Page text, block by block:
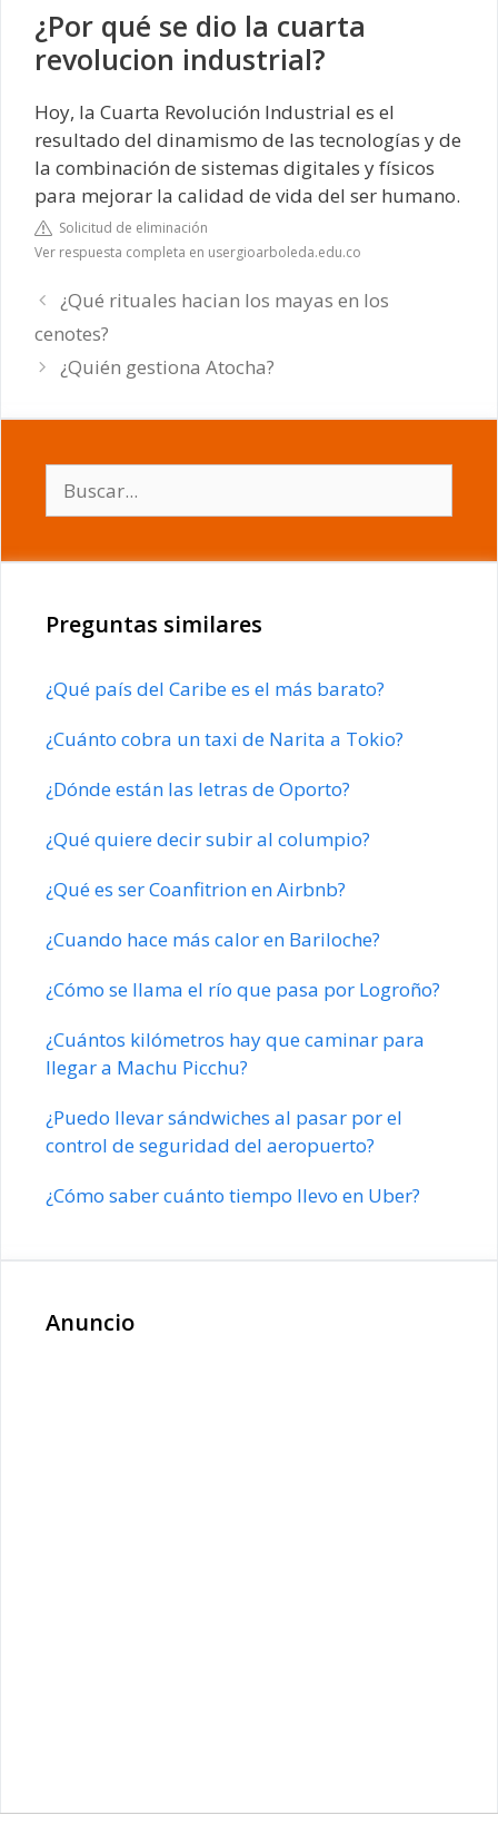
¿Por qué se dio la cuarta
revolucion industrial?
Hoy, la Cuarta Revolución Industrial es el
resultado del dinamismo de las tecnologías y de
la combinación de sistemas digitales y físicos
para mejorar la calidad de vida del ser humano.
Solicitud de eliminación
Ver respuesta completa en usergioarboleda.edu.co
¿Qué rituales hacian los mayas en los
cenotes?
¿Quién gestiona Atocha?
Preguntas similares
¿Qué país del Caribe es el más barato?
¿Cuánto cobra un taxi de Narita a Tokio?
¿Dónde están las letras de Oporto?
¿Qué quiere decir subir al columpio?
¿Qué es ser Coanfitrion en Airbnb?
¿Cuando hace más calor en Bariloche?
¿Cómo se llama el río que pasa por Logroño?
¿Cuántos kilómetros hay que caminar para
llegar a Machu Picchu?
¿Puedo llevar sándwiches al pasar por el
control de seguridad del aeropuerto?
¿Cómo saber cuánto tiempo llevo en Uber?
Anuncio